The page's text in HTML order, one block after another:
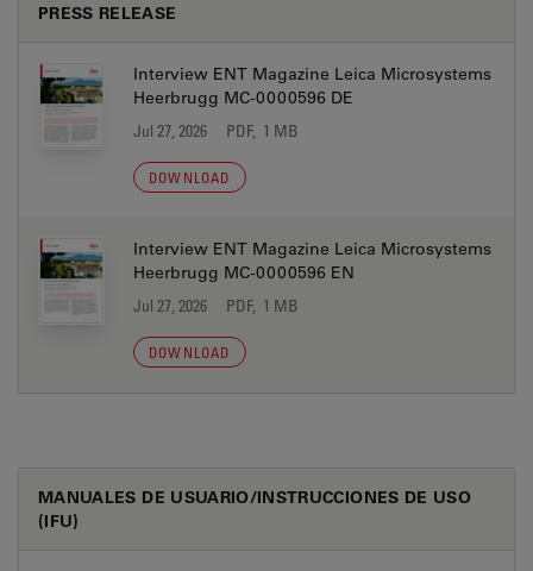
PRESS RELEASE
Interview ENT Magazine Leica Microsystems
Heerbrugg MC-0000596 DE
Jul 27, 2026 PDF, 1 MB
DOWNLOAD
Interview ENT Magazine Leica Microsystems
Heerbrugg MC-0000596 EN
Jul 27, 2026 PDF, 1 MB
DOWNLOAD
MANUALES DE USUARIO/INSTRUCCIONES DE USO
(IFU)